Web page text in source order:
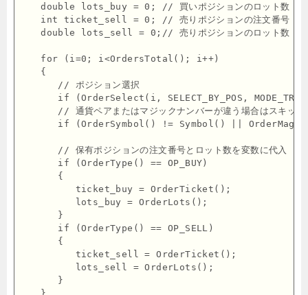
   double lots_buy = 0; // 買いポジションのロット数
   int ticket_sell = 0; // 売りポジションの注文番号
   double lots_sell = 0;// 売りポジションのロット数
   for (i=0; i<OrdersTotal(); i++)
   {
      // ポジション選択
if (OrderSelect(i, SELECT_BY_POS,
      // 通貨ペアまたはマジックナンバーが違う場合はスキップ
if (OrderSymbol() != Symbol() ||
      // 保有ポジションの注文番号とロット数を変数に代入
      if (OrderType() == OP_BUY)
      {
         ticket_buy = OrderTicket();
         lots_buy = OrderLots();
      }
      if (OrderType() == OP_SELL)
      {
         ticket_sell = OrderTicket();
         lots_sell = OrderLots();
      }